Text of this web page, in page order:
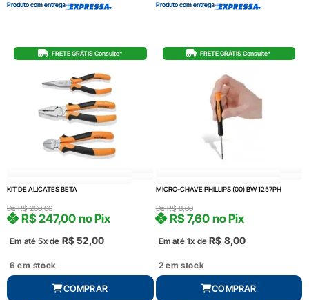
Produto com entrega Produto com entrega
FRETE GRÁTIS Consulte*
KIT DE ALICATES BETA
DeR$260,00
Em até 5x de R$52,00
R$247,00 no Pix
6 em stock
COMPRAR
FRETE GRÁTIS Consulte*
MICRO-CHAVE PHILLIPS (00) BW 1257PH
DeR$8,00
Em até 1x de R$ 8,00
R$7,60 no Pix
2 em stock
COMPRAR